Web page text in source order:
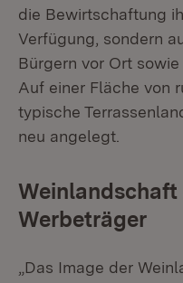
die Bewirtschaftung
Verfügung, sondern
Bürgern vor Ort
Auf einer Fläche von
typische
neu angelegt.
Werbeträger
„Das Image der